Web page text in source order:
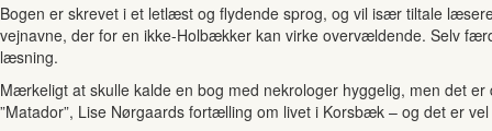
Bogen er skrevet i et letlæst og flydende sprog, og vil især tiltale
vejnavne, der for en ikke-Holbækker kan virke overvældende. Selv
læsning.
Mærkeligt at skulle kalde en bog med nekrologer hyggelig, men det
”Matador”, Lise Nørgaards fortælling om livet i Korsbæk – og det er